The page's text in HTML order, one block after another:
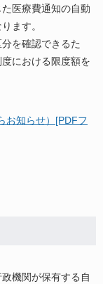
医療費通知の自動
ます。
を確認できるた
における限度額を
お知らせ）[PDFフ
機関が保有する自